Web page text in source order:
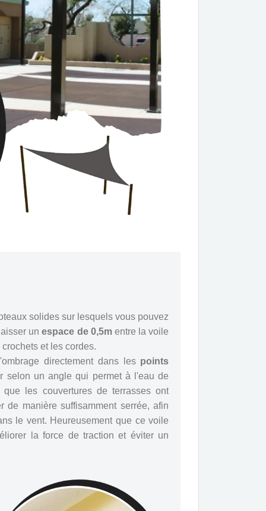
solides sur lesquels vous pouvez
unespace de 0,5mentre la voile
et les cordes.
directement dans les points
selon un angle qui permet à l'eau de
les couvertures de terrasses ont
manière suffisamment serrée, afin
le vent. Heureusement que ce voile
la force de traction et éviter un